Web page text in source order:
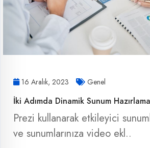
16 Aralık, 2023 Genel
İki Adımda Dinamik Sunum Hazırlama
Prezi kullanarak etkileyici
ve sunumlarınıza video ekl..